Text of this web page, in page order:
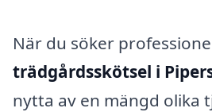
När du söker
trädgårdsskötsel i
nytta av en mängd olika